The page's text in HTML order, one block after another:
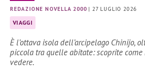
REDAZIONE NOVELLA 2000|27 LUGLIO 2026
VIAGGI
È l’ottava isola dell’arcipelago Chinijo,
piccola tra quelle abitate: scoprite come
vedere.